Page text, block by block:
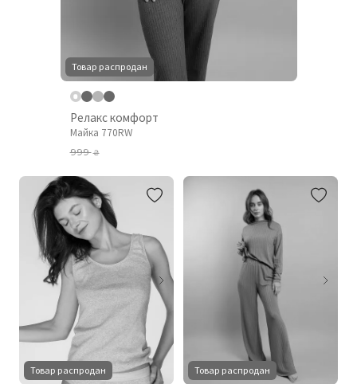
Товар распродан
Релакс комфорт
Майка 770RW
999₴
Товар распродан Товар распродан